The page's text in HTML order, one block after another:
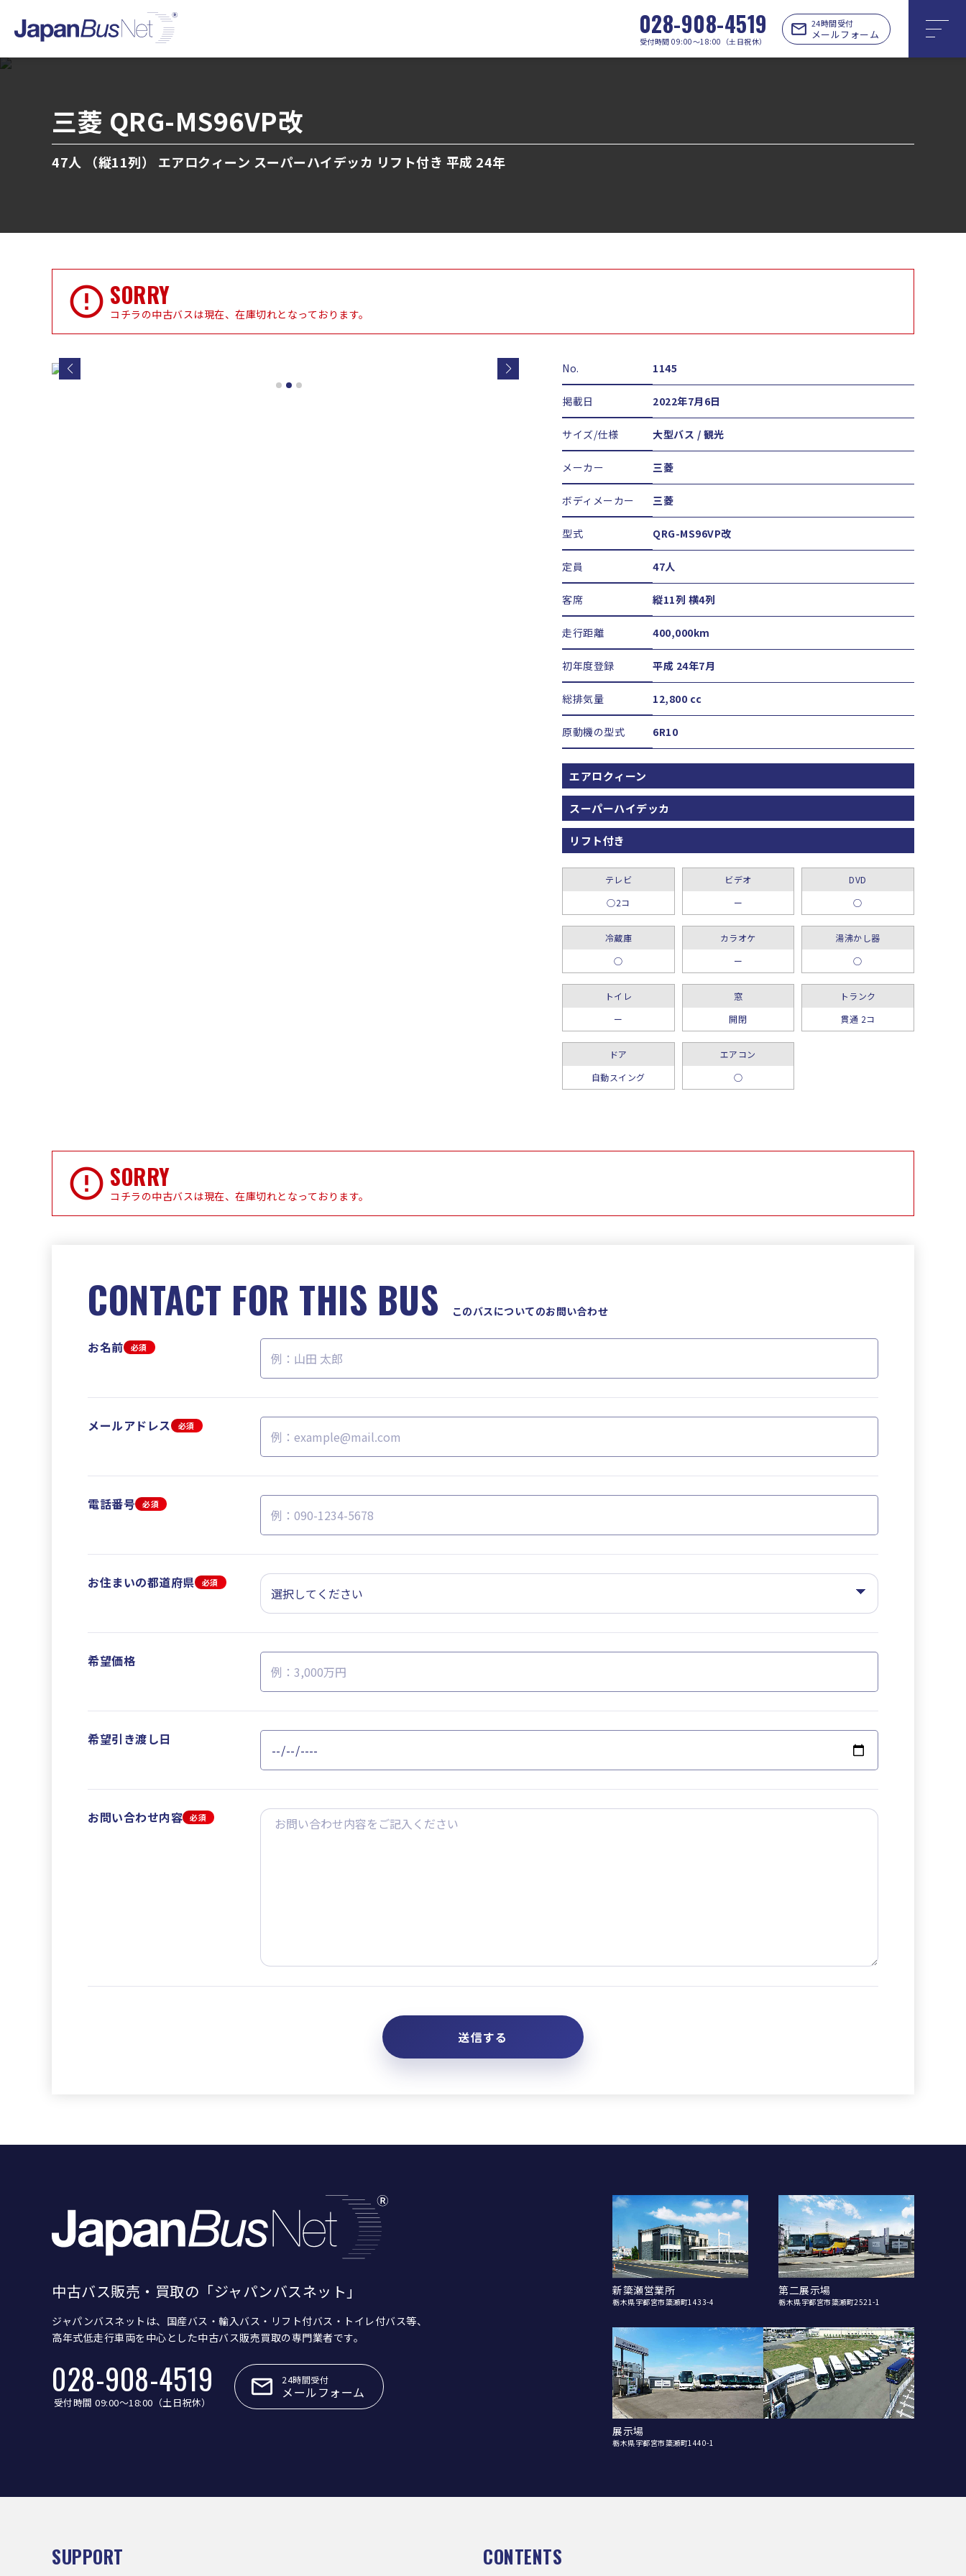
028-908-4519
受付時間 09:00〜18:00（土日祝休）
24時間受付
メールフォーム
三菱 QRG-MS96VP改
47人 （縦11列） エアロクィーン スーパーハイデッカ リフト付き 平成 24年
SORRY
コチラの中古バスは現在、在庫切れとなっております。
No. 1145
掲載日 2022年7月6日
サイズ/仕様 大型バス / 観光
メーカー 三菱
ボディメーカー 三菱
型式 QRG-MS96VP改
定員 47人
客席 縦11列 横4列
走行距離 400,000km
初年度登録 平成 24年7月
総排気量 12,800 cc
原動機の型式 6R10
エアロクィーン
スーパーハイデッカ
リフト付き
テレビ
○2コ
ビデオ
ー
DVD
○
冷蔵庫
○
カラオケ
ー
湯沸かし器
○
トイレ
ー
窓
開閉
トランク
貫通 2コ
ドア
自動スイング
エアコン
○
SORRY
コチラの中古バスは現在、在庫切れとなっております。
CONTACT FOR THIS BUS このバスについてのお問い合わせ
お名前 必須
メールアドレス 必須
電話番号 必須
お住まいの都道府県 必須
希望価格
希望引き渡し日
お問い合わせ内容 必須
中古バス販売・買取の「ジャパンバスネット」
ジャパンバスネットは、国産バス・輸入バス・リフト付バス・トイレ付バス等、
高年式低走行車両を中心とした中古バス販売買取の専門業者です。
028-908-4519
受付時間 09:00〜18:00（土日祝休）
24時間受付
メールフォーム
新簗瀬営業所
栃木県宇都宮市簗瀬町1433-4
第二展示場
栃木県宇都宮市簗瀬町2521-1
展示場
栃木県宇都宮市簗瀬町1440-1
SUPPORT CONTENTS